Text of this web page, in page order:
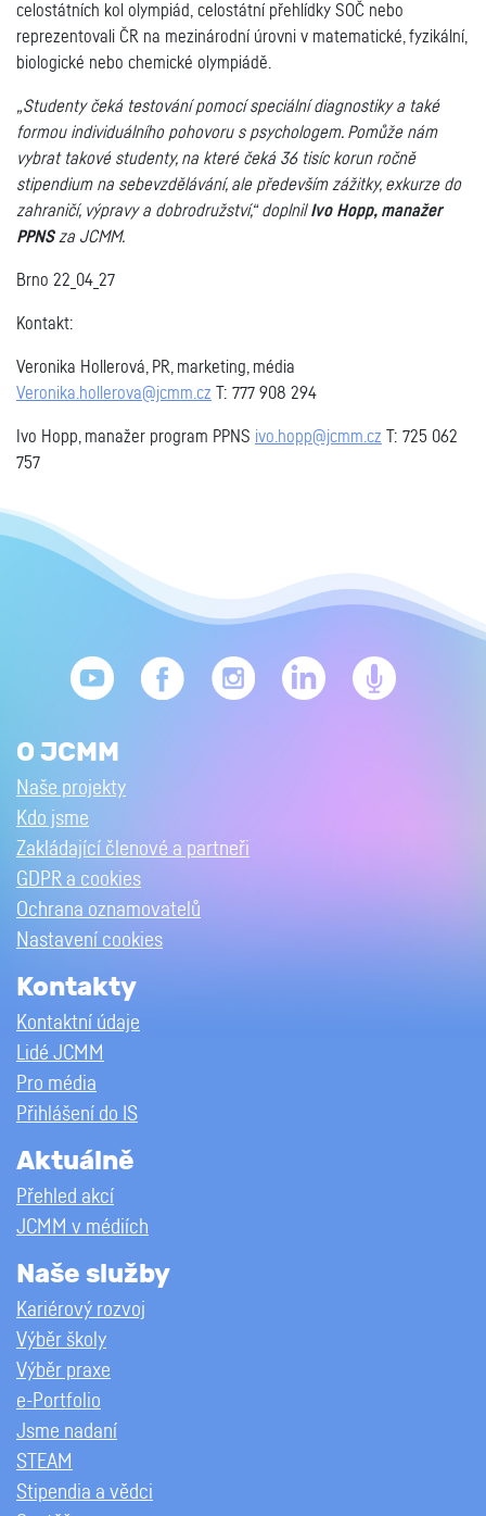
celostátních kol olympiád, celostátní přehlídky SOČ nebo
reprezentovali ČR na mezinárodní úrovni v matematické, fyzikální,
biologické nebo chemické olympiádě.
„Studenty čeká testování pomocí speciální diagnostiky a také
formou individuálního pohovoru s psychologem. Pomůže nám
vybrat takové studenty, na které čeká 36 tisíc korun ročně
stipendium na sebevzdělávání, ale především zážitky, exkurze do
zahraničí, výpravy a dobrodružství,“ doplnilIvo Hopp, manažer
PPNSza JCMM.
Brno 22_04_27
Kontakt:
Veronika Hollerová, PR, marketing, média
Veronika.hollerova@jcmm.cz T: 777 908 294
Ivo Hopp, manažer program PPNS ivo.hopp@jcmm.cz T: 725 062
757
O JCMM
Naše projekty
Kdo jsme
Zakládající členové a partneři
GDPR a cookies
Ochrana oznamovatelů
Nastavení cookies
Kontakty
Kontaktní údaje
Lidé JCMM
Pro média
Přihlášení do IS
Aktuálně
Přehled akcí
JCMM v médiích
Naše služby
Kariérový rozvoj
Výběr školy
Výběr praxe
e-Portfolio
Jsme nadaní
STEAM
Stipendia a vědci